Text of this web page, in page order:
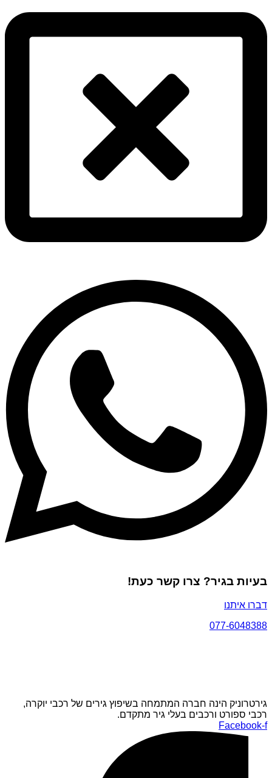
בעיות בגיר? צרו קשר כעת!
דברו איתנו
077-6048388
גירטרוניק הינה חברה המתמחה בשיפוץ גירים של רכבי יוקרה,
רכבי ספורט ורכבים בעלי גיר מתקדם.
Facebook-f